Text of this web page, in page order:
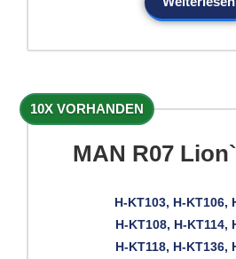
10X VORHANDEN
MAN R07
H-KT103, H-KT106,
H-KT108, H-KT114,
H-KT118, H-KT136,